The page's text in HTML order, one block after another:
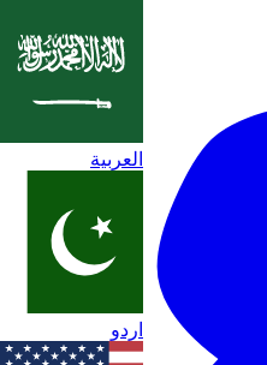
العربية
اردو